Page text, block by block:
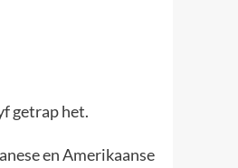
getrap het.
en Amerikaanse